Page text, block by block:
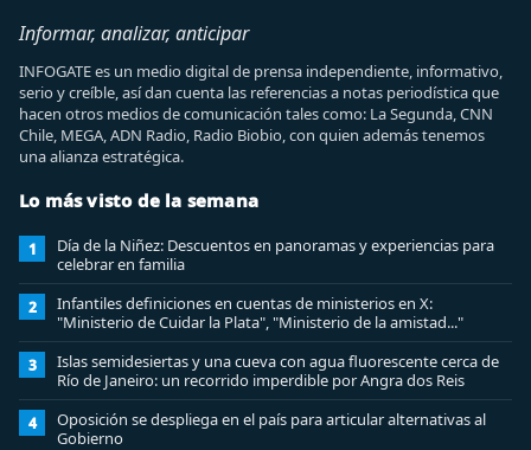
Informar, analizar, anticipar
INFOGATE es un medio digital de prensa independiente, informativo,
serio y creíble, así dan cuenta las referencias a notas periodística que
hacen otros medios de comunicación tales como: La Segunda, CNN
Chile, MEGA, ADN Radio, Radio Biobio, con quien además tenemos
una alianza estratégica.
Lo más visto de la semana
1
Día de la Niñez: Descuentos en panoramas y experiencias para
celebrar en familia
2
Infantiles definiciones en cuentas de ministerios en X:
"Ministerio de Cuidar la Plata", "Ministerio de la amistad..."
3
Islas semidesiertas y una cueva con agua fluorescente cerca de
Río de Janeiro: un recorrido imperdible por Angra dos Reis
4
Oposición se despliega en el país para articular alternativas al
Gobierno